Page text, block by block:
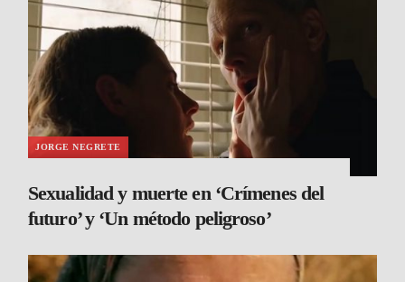
JORGE NEGRETE
Sexualidad y muerte en ‘Crímenes del
futuro’ y ‘Un método peligroso’